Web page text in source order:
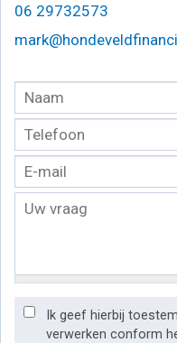
06 29732573
Ik geef hierbij
verwerken conform